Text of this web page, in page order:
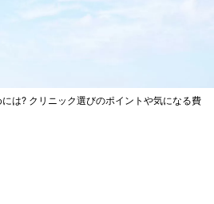
には? クリニック選びのポイントや気になる費